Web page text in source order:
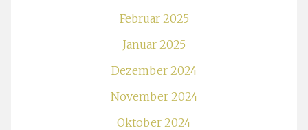
Februar 2025
Januar 2025
Dezember 2024
November 2024
Oktober 2024